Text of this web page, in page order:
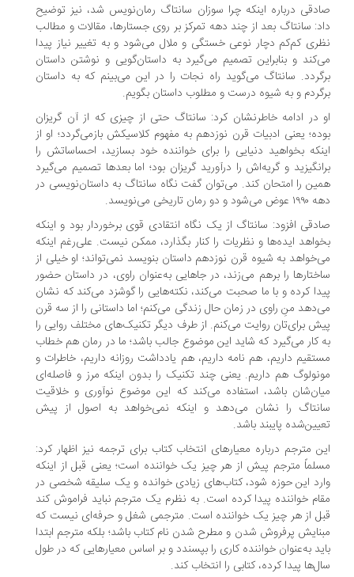
درباره اینکه چرا سوزان سانتاگ رمان‌نویس شد، نیز توضیح
سانتاگ بعد از چند دهه تمرکز بر روی جستارها، مقالات و مطالب
کم‌کم دچار نوعی خستگی و ملال می‌شود و به تغییر نیاز پیدا
و بنابراین تصمیم می‌گیرد به داستان‌گویی و نوشتن داستان
سانتاگ می‌گوید راه نجات را در این می‌بینم که به داستان
و به شیوه درست و مطلوب داستان بگویم.
در ادامه خاطرنشان کرد: سانتاگ حتی از چیزی که از آن گریزان
یعنی ادبیات قرن نوزدهم به مفهوم کلاسیکش بازمی‌گردد؛ او از
بخواهید دنیایی را برای خواننده خود بسازید، احساساتش را
و گریه‌اش را درآورید گریزان بود؛ اما بعدها تصمیم می‌گیرد
را امتحان کند. می‌توان گفت نگاه سانتاگ به داستان‌نویسی در
افزود: سانتاگ از یک نگاه انتقادی قوی برخوردار بود و اینکه
ایده‌ها و نظریات را کنار بگذارد، ممکن نیست. علی‌رغم اینکه
به شیوه قرن نوزدهم داستان بنویسد نمی‌تواند؛ او خیلی از
را برهم می‌زند، در جاهایی به‌عنوان راوی، در داستان حضور
کرده و با ما صحبت می‌کند، نکته‌هایی را گوشزد می‌کند که نشان
منِ راوی در زمان حال زندگی می‌کنم؛ اما داستانی را از سه قرن
برای‌تان روایت می‌کنم. از طرف دیگر تکنیک‌های مختلف روایی را
کار می‌گیرد که شاید این موضوع جالب باشد؛ ما در رمان هم خطاب
داریم، هم نامه داریم، هم یادداشت روزانه داریم، خاطرات و
هم داریم. یعنی چند تکنیک را بدون اینکه مرز و فاصله‌ای
باشد، استفاده می‌کند که این موضوع نوآوری و خلاقیت
را نشان می‌دهد و اینکه نمی‌خواهد به اصول از پیش
پایبند باشد.
مترجم درباره معیارهای انتخاب کتاب برای ترجمه نیز اظهار کرد:
مترجم پیش از هر چیز یک خواننده است؛ یعنی قبل از اینکه
این حوزه شود، کتاب‌های زیادی خوانده و یک سلیقه شخصی در
خواننده پیدا کرده است. به نظرم یک مترجم نباید فراموش کند
از هر چیز یک خواننده است. مترجمی شغل و حرفه‌ای نیست که
پرفروش شدن و مطرح‌ شدن نام کتاب باشد؛ بلکه مترجم ابتدا
به‌عنوان خواننده کاری را بپسندد و بر اساس معیارهایی که در طول
پیدا کرده، کتابی را انتخاب کند.